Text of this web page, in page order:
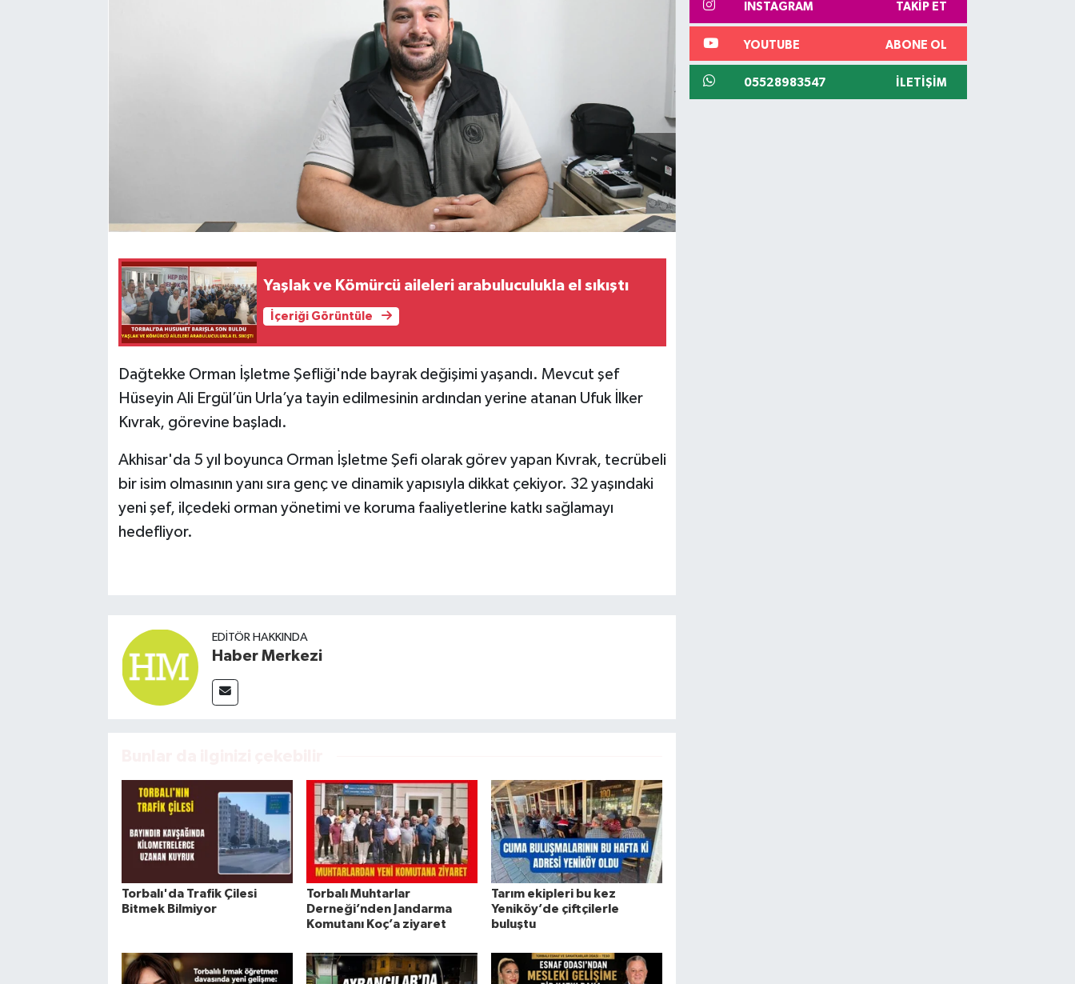
Yaşlak ve Kömürcü aileleri arabuluculukla el sıkıştı
İçeriği Görüntüle
Dağtekke Orman İşletme Şefliği'nde bayrak değişimi yaşandı. Mevcut şef
Hüseyin Ali Ergül’ün Urla’ya tayin edilmesinin ardından yerine atanan Ufuk İlker
Kıvrak, görevine başladı.
Akhisar'da 5 yıl boyunca Orman İşletme Şefi olarak görev yapan Kıvrak, tecrübeli
bir isim olmasının yanı sıra genç ve dinamik yapısıyla dikkat çekiyor. 32 yaşındaki
yeni şef, ilçedeki orman yönetimi ve koruma faaliyetlerine katkı sağlamayı
hedefliyor.
EDITÖR HAKKINDA
Haber Merkezi
Torbalı'da Trafik Çilesi
Bitmek Bilmiyor
Torbalı Muhtarlar
Derneği’nden Jandarma
Komutanı Koç’a ziyaret
Tarım ekipleri bu kez
Yeniköy’de çiftçilerle
buluştu
INSTAGRAM TAKIP ET
YOUTUBE ABONE OL
05528983547 İLETIŞIM